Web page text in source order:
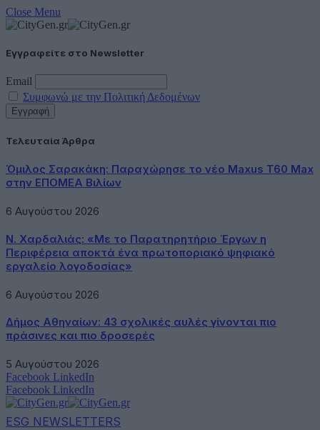
Close Menu
Εγγραφείτε στο Newsletter
Email
Συμφωνώ με την Πολιτική Δεδομένων
Τελευταία Άρθρα
Όμιλος Σαρακάκη: Παραχώρησε το νέο Maxus T60 Max
στην ΕΠΟΜΕΑ Βιλίων
6 Αυγούστου 2026
Ν. Χαρδαλιάς: «Με το Παρατηρητήριο Έργων η
Περιφέρεια αποκτά ένα πρωτοποριακό ψηφιακό
εργαλείο λογοδοσίας»
6 Αυγούστου 2026
Δήμος Αθηναίων: 43 σχολικές αυλές γίνονται πιο
πράσινες και πιο δροσερές
5 Αυγούστου 2026
Facebook LinkedIn
Facebook LinkedIn
ESG NEWSLETTERS